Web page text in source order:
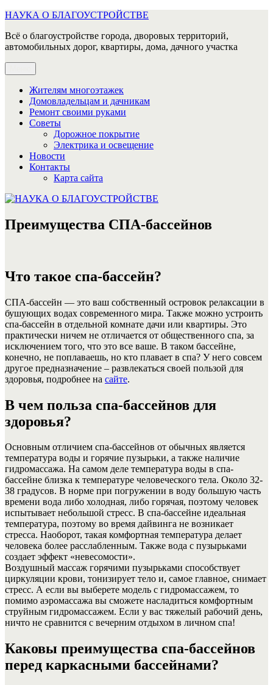
Перейти
содержимому
НАУКА О БЛАГОУСТРОЙСТВЕ
Всё о благоустройстве города, дворовых территорий,
автомобильных дорог, квартиры, дома, дачного участка
Жителям многоэтажек
Домовладельцам и дачникам
Ремонт своими руками
Советы
Дорожное покрытие
Электрика и освещение
Новости
Контакты
Карта сайта
Преимущества СПА-бассейнов
Что такое спа-бассейн?
СПА-бассейн — это ваш собственный островок релаксации в
бушующих водах современного мира. Также можно устроить
спа-бассейн в отдельной комнате дачи или квартиры. Это
практически ничем не отличается от общественного спа, за
исключением того, что это все ваше. В таком бассейне,
конечно, не поплаваешь, но кто плавает в спа? У него совсем
другое предназначение – развлекаться своей пользой для
здоровья, подробнее на сайте.
В чем польза спа-бассейнов для
здоровья?
Основным отличием спа-бассейнов от обычных является
температура воды и горячие пузырьки, а также наличие
гидромассажа. На самом деле температура воды в спа-
бассейне близка к температуре человеческого тела. Около 32-
38 градусов. В норме при погружении в воду большую часть
времени вода либо холодная, либо горячая, поэтому человек
испытывает небольшой стресс. В спа-бассейне идеальная
температура, поэтому во время дайвинга не возникает
стресса. Наоборот, такая комфортная температура делает
человека более расслабленным. Также вода с пузырьками
создает эффект «невесомости».
Воздушный массаж горячими пузырьками способствует
циркуляции крови, тонизирует тело и, самое главное, снимает
стресс. А если вы выберете модель с гидромассажем, то
помимо аэромассажа вы сможете насладиться комфортным
струйным гидромассажем. Если у вас тяжелый рабочий день,
ничто не сравнится с вечерним отдыхом в личном спа!
Каковы преимущества спа-бассейнов
перед каркасными бассейнами?